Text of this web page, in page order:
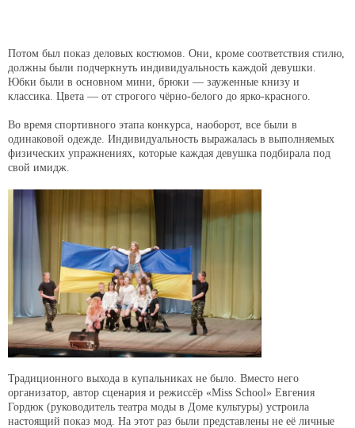
Потом был показ деловых костюмов. Они, кроме соответствия стилю,
должны были подчеркнуть индивидуальность каждой девушки.
Юбки были в основном мини, брюки — зауженные книзу и
классика. Цвета — от строгого чёрно-белого до ярко-красного.
Во время спортивного этапа конкурса, наоборот, все были в
одинаковой одежде. Индивидуальность выражалась в выполняемых
физических упражнениях, которые каждая девушка подбирала под
свой имидж.
Традиционного выхода в купальниках не было. Вместо него
организатор, автор сценария и режиссёр «Miss School» Евгения
Гордюк (руководитель театра моды в Доме культуры) устроила
настоящий показ мод. На этот раз были представлены не её личные